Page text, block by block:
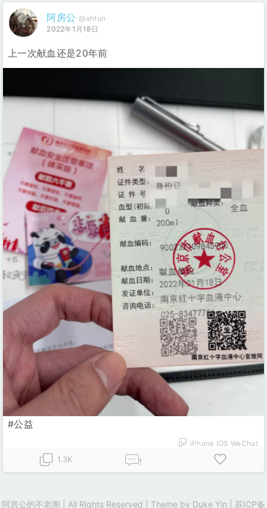
阿房公 @ahfun
2022年1月18日
上一次献血还是20年前
#公益
iPhone iOS WeChat
1.3K
!
阿房公的不老阁 | All Rights Reserved | Theme by Duke Yin 苏ICP备